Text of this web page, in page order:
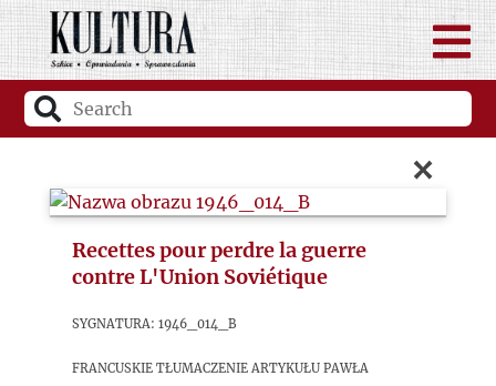
×
Recettes pour perdre la guerre
contre L'Union Soviétique
sygnatura: 1946_014_B
Francuskie tłumaczenie artykułu Pawła